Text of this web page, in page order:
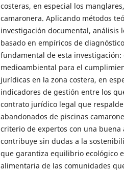
costeras, en especial los
camaronera. Aplicando métodos
investigación documental, análisis
basado en empíricos de
fundamental de esta
medioambiental para el
jurídicas en la zona costera, en
indicadores de gestión entre los
contrato jurídico legal que
abandonados de piscinas
criterio de expertos con una
contribuye sin dudas a la
que garantiza equilibrio ecológico
alimentaria de las comunidades